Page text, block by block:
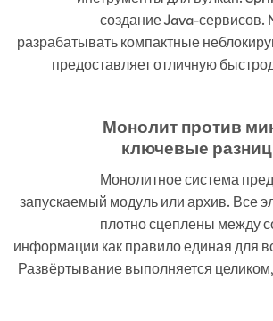
создание Java-сервисов.
разрабатывать компактные
предоставляет отличную
Монолит против
ключевые
Монолитное система
запускаемый модуль или архив. Все
плотно сцеплены между
информации как правило единая для
Развёртывание выполняется